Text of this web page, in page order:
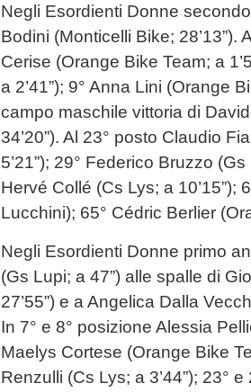
Negli Esordienti Donne
Bodini (Monticelli Bike; 28’13”).
Cerise (Orange Bike Team; a
a 2’41”); 9° Anna Lini (Orange
campo maschile vittoria di
34’20”). Al 23° posto Claudio
5’21”); 29° Federico Bruzzo
Hervé Collé (Cs Lys; a 10’15”);
Lucchini); 65° Cédric Berlier
Negli Esordienti Donne primo
(Gs Lupi; a 47”) alle spalle di
27’55”) e a Angelica Dalla
In 7° e 8° posizione Alessia
Maelys Cortese (Orange Bike
Renzulli (Cs Lys; a 3’44”); 23°